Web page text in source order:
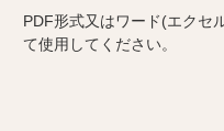
PDF形式又はワード(エクセ
て使用してください。